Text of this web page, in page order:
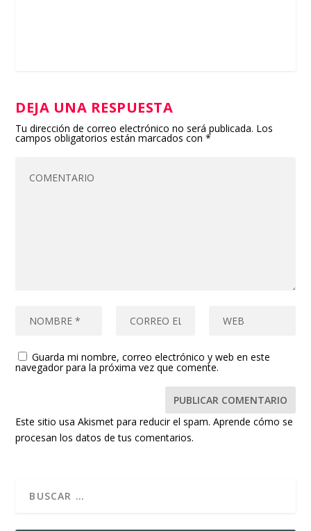
DEJA UNA RESPUESTA
Tu dirección de correo electrónico no será publicada. Los
campos obligatorios están marcados con*
Guarda mi nombre, correo electrónico y web en este
navegador para la próxima vez que comente.
Este sitio usa Akismet para reducir el spam.Aprende cómo se
procesan los datos de tus comentarios.